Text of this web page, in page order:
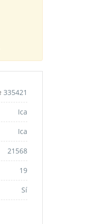
335421
Ica
Ica
21568
19
Sí